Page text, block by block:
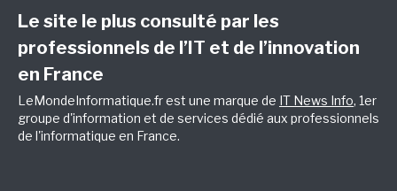
Le site le plus consulté par les
professionnels de l’IT et de l’innovation
en France
LeMondeInformatique.fr est une marque de IT News Info, 1er
groupe d'information et de services dédié aux professionnels
de l'informatique en France.